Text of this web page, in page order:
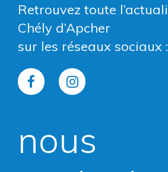
Retrouvez toute
Chély d’Apcher
sur les réseaux sociaux :
Lien
le
Lien
le
nous